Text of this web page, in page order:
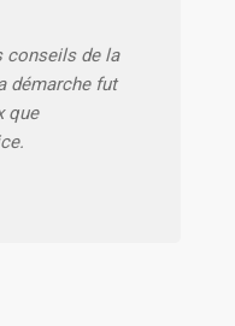
conseils de la
démarche fut
que